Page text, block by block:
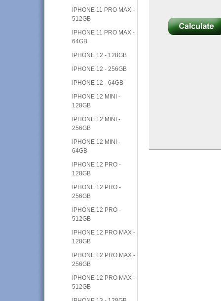
IPHONE 11 PRO MAX -
512GB
IPHONE 11 PRO MAX -
64GB
IPHONE 12 - 128GB
IPHONE 12 - 256GB
IPHONE 12 - 64GB
IPHONE 12 MINI -
128GB
IPHONE 12 MINI -
256GB
IPHONE 12 MINI -
64GB
IPHONE 12 PRO -
128GB
IPHONE 12 PRO -
256GB
IPHONE 12 PRO -
512GB
IPHONE 12 PRO MAX -
128GB
IPHONE 12 PRO MAX -
256GB
IPHONE 12 PRO MAX -
512GB